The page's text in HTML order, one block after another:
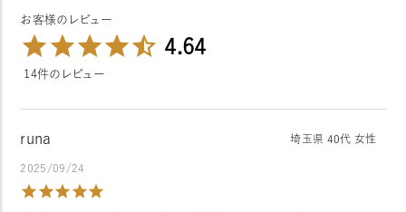
4.64
14
runa 埼玉県 40代 女性
2025/09/24